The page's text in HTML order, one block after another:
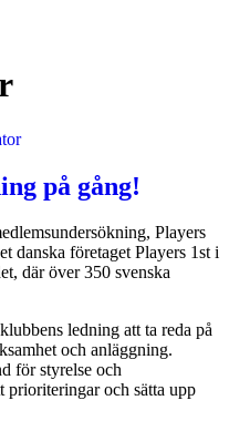
på gång!
Players
danska företaget Players 1st i
där över 350 svenska
ledning att ta reda på
och anläggning.
för styrelse och
prioriteringar och sätta upp